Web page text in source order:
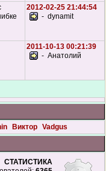
2012-02-25 21:44:54
- dynamit
2011-10-13 00:21:39
- Анатолий
Виктор Vadgus
СТАТИСТИКА